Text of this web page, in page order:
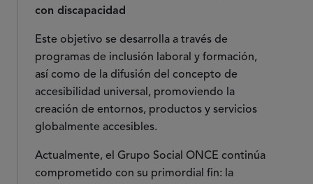
con discapacidad
Este objetivo se desarrolla a través de
programas de inclusión laboral y formación,
así como de la difusión del concepto de
accesibilidad universal, promoviendo la
creación de entornos, productos y servicios
globalmente accesibles.
Actualmente, el Grupo Social ONCE continúa
comprometido con su primordial fin: la